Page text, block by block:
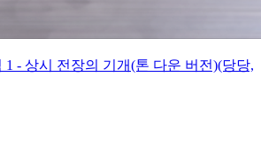
1 - 상시 전장의 기개(톤 다운 버전)(당당,